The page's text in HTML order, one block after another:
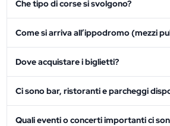
Che tipo di corse si svolgono?
Come si arriva all’ippodromo (mezzi
Dove acquistare i biglietti?
Ci sono bar, ristoranti e parcheggi
Quali eventi o concerti importanti ci